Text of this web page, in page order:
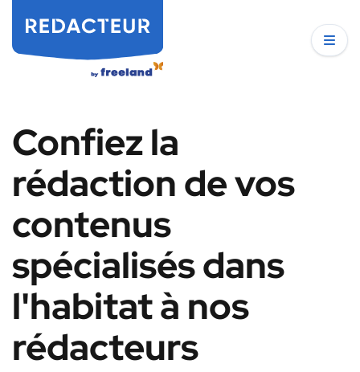
Confiez la
rédaction de vos
contenus
spécialisés dans
l'habitat à nos
rédacteurs